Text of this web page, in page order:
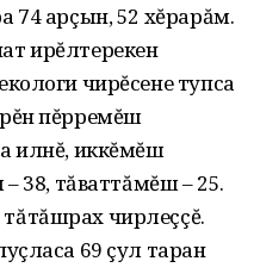
74 арçын, 52 хĕрарăм.
ирĕлтерекен
чирĕсене тупса
пĕрремĕш
илнĕ, иккĕмĕш
38, тăваттăмĕш – 25.
чирлеççĕ.
69 çул таран